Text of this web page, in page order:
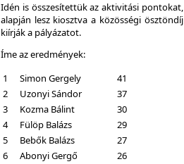
Idén is összesítettük az aktivitási
alapján lesz kiosztva a közösségi
kiírják a pályázatot.
Íme az eredmények:
1
Simon Gergely
41
2
Uzonyi Sándor
37
3
Kozma Bálint
30
4
Fülöp Balázs
29
5
Bebők Balázs
27
6
Abonyi Gergő
26